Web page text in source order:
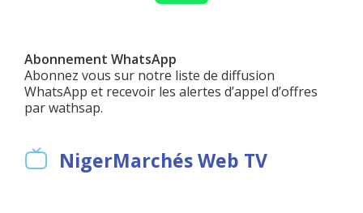
Abonnement WhatsApp
Abonnez vous sur notre liste de diffusion
WhatsApp et recevoir les alertes d’appel d’offres
par wathsap.
NigerMarchés Web TV